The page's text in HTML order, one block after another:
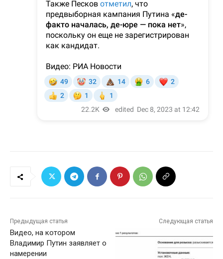
Предыдущая статья
Видео, на котором
Владимир Путин заявляет о
намерении
Следующая статья